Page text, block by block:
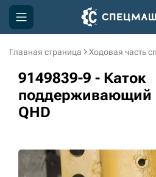
Главная страница Ходовая часть
9149839-9 - Каток
поддерживающий
QHD
Компания
Акции
Доставка и оплата
Контакты